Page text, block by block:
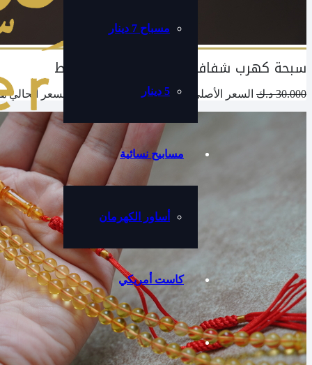
مسباح 7 دينار
5 دينار
مسابيح نسائية
أساور الكهرمان
كاست أمريكي
سبحة كهرب شفاف مميزة ب ٢٣ دينار فقط
30.000 د.ك السعر الأصلي هو: 30.000 د.ك. السعر الحالي هو: